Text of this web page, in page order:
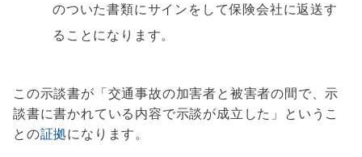
のついた書類にサインをして保険会社に返送す
ることになります。
この示談書が「交通事故の加害者と被害者の間で、示
談書に書かれている内容で示談が成立した」というこ
との証拠になります。